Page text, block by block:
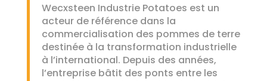
Wecxsteen Industrie Potatoes est un
acteur de référence dans la
commercialisation des pommes de terre
destinée à la transformation industrielle
à l’international. Depuis des années,
l’entreprise bâtit des ponts entre les